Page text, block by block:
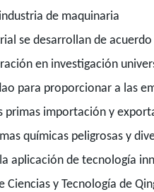
de maquinaria
se desarrollan de
en investigación
para proporcionar a las
primas importación y
químicas peligrosas y
aplicación de tecnología
y Tecnología de